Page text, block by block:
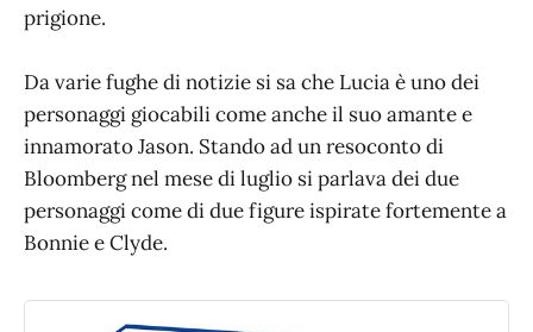
prigione.
Da varie fughe di notizie si sa che Lucia è uno dei
personaggi giocabili come anche il suo amante e
innamorato Jason. Stando ad un resoconto di
Bloomberg nel mese di luglio si parlava dei due
personaggi come di due figure ispirate fortemente a
Bonnie e Clyde.